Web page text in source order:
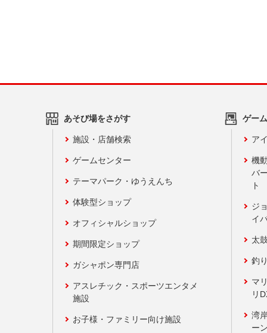
あそび場をさがす
施設・店舗検索
ゲームセンター
テーマパーク・ゆうえんち
体験型ショップ
オフィシャルショップ
期間限定ショップ
ガシャポン専門店
アスレチック・スポーツエンタメ
施設
お子様・ファミリー向け施設
ゲー
ア
機
バ
ト
ジ
イ
太
釣
マ
リ
湾
ー